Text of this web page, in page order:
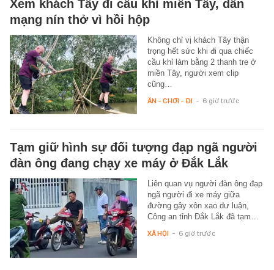
Xem khách Tây đi cầu khỉ miền Tây, dân
mạng nín thở vì hồi hộp
Không chỉ vị khách Tây thận
trọng hết sức khi đi qua chiếc
cầu khỉ làm bằng 2 thanh tre ở
miền Tây, người xem clip
cũng…
ĂN - CHƠI - ĐI - 6 giờ trước
Tạm giữ hình sự đối tượng đạp ngã người
đàn ông đang chạy xe máy ở Đắk Lắk
Liên quan vụ người đàn ông đạp
ngã người đi xe máy giữa
đường gây xôn xao dư luận,
Công an tỉnh Đắk Lắk đã tạm…
XÃ HỘI - 6 giờ trước